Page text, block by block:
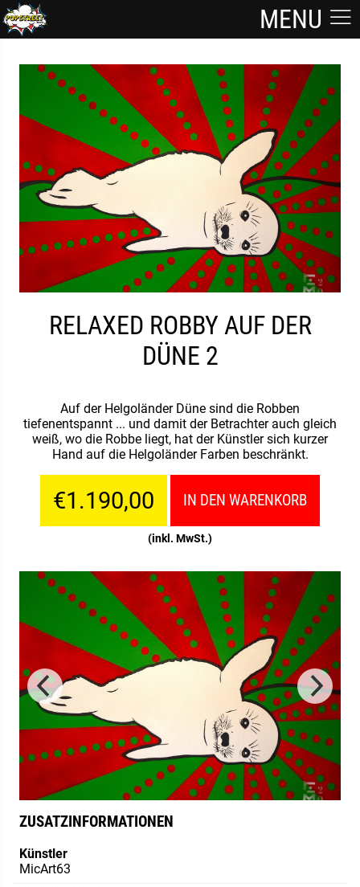
MENU
RELAXED ROBBY AUF DER
DÜNE 2
Auf der Helgoländer Düne sind die Robben
tiefenentspannt ... und damit der Betrachter auch gleich
weiß, wo die Robbe liegt, hat der Künstler sich kurzer
Hand auf die Helgoländer Farben beschränkt.
€1.190,00 IN DEN WARENKORB
(inkl. MwSt.)
ZUSATZINFORMATIONEN
Künstler
MicArt63